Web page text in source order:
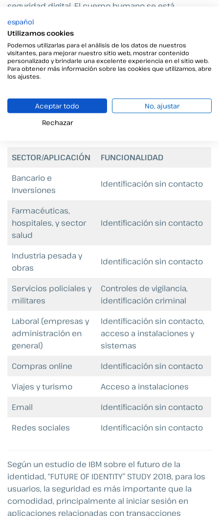
seguridad digital. El cuerpo humano se está
presentando como la clave de seguridad más difícil
de replicar, aportando diversos factores para la
autenticación: reconocimiento facial y dactilar, uso
del iris o fisionomía, extendiéndose hasta la
biometría del comportamiento (la firma, la marcha).
fortaleciendo la seguridad a través del empleo de
autenticación biométrica. Mostramos algunos
ejemplos:
SECTOR/APLICACIÓN
FUNCIONALIDAD
Bancario e
Inversiones
Identificación sin contacto
Farmacéuticas,
hospitales, y sector
salud
Identificación sin contacto
Industria pesada y
obras
Identificación sin contacto
Servicios policiales y
militares
Controles de vigilancia,
identificación criminal
Laboral (empresas y
administración en
general)
Identificación sin contacto,
acceso a instalaciones y
sistemas
Compras online
Identificación sin contacto
Viajes y turismo
Acceso a instalaciones
Email
Identificación sin contacto
Redes sociales
Identificación sin contacto
Según un estudio de IBM sobre el futuro de la
identidad, “FUTURE OF IDENTITY” STUDY 2018, para los
usuarios, la seguridad es más importante que la
comodidad, principalmente al iniciar sesión en
aplicaciones relacionadas con transacciones
español
Utilizamos cookies
Podemos utilizarlas para el análisis de los datos de nuestros
visitantes, para mejorar nuestro sitio web, mostrar contenido
personalizado y brindarle una excelente experiencia en el sitio web.
Para obtener más información sobre las cookies que utilizamos, abre
los ajustes.
Aceptar todo
No, ajustar
Rechazar